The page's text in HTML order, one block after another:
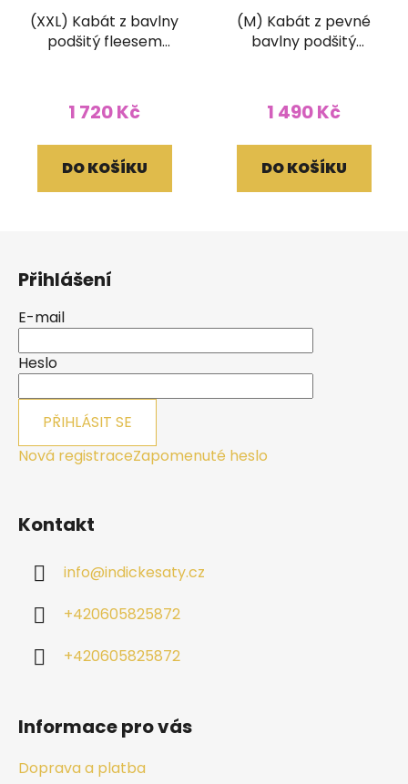
(XXL) Kabát z bavlny
podšitý fleesem
1 720 Kč
DO KOŠÍKU
(M) Kabát z pevné
bavlny podšitý
1 490 Kč
DO KOŠÍKU
Přihlášení
E-mail
Heslo
PŘIHLÁSIT SE
Nová registraceZapomenuté heslo
Kontakt
info@indickesaty.cz
+420605825872
+420605825872
Informace pro vás
Doprava a platba